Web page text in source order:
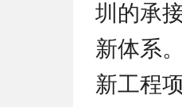
圳的承
新体系
新工程